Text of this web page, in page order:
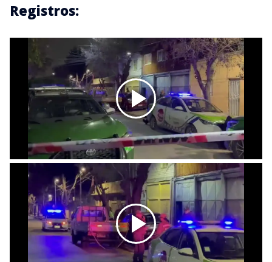
Registros: